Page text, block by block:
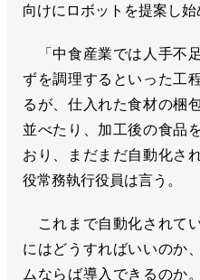
向けにロボットを提案し始
「中食産業では人手不
ずを調理するといった工
るが、仕入れた食材の梱
並べたり、加工後の食品
おり、まだまだ自動化さ
役常務執行役員は言う。
これまで自動化されて
にはどうすればいいのか
ムならば導入できるのか